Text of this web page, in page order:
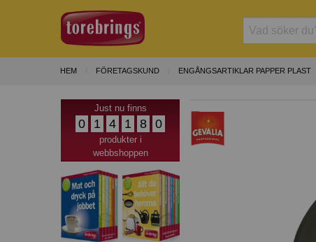
HEM FÖRETAGSKUND ENGÅNGSARTIKLAR PAPPER PLAST
Just nu finns
0 1 4 1 8 0
produkter i
webbshoppen